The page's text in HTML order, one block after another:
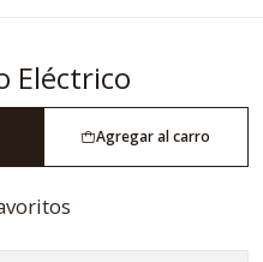
Eléctrico
Agregar al carro